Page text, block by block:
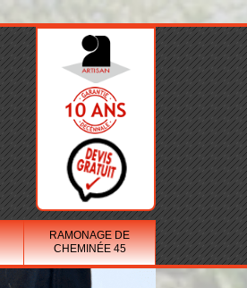
RAMONAGE DE
CHEMINÉE 45